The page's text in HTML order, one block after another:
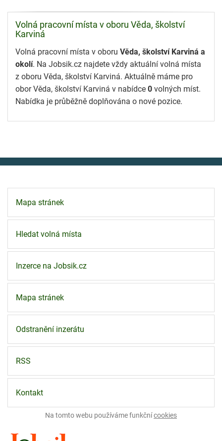
Volná pracovní místa v oboru Věda, školství
Karviná
Volná pracovní místa v oboru Věda, školství Karviná a
okolí. Na Jobsik.cz najdete vždy aktuální volná místa
z oboru Věda, školství Karviná. Aktuálně máme pro
obor Věda, školství Karviná v nabídce 0 volných míst.
Nabídka je průběžně doplňována o nové pozice.
Mapa stránek
Hledat volná místa
Inzerce na Jobsik.cz
Mapa stránek
Odstranění inzerátu
RSS
Kontakt
Na tomto webu používáme funkčnícookies